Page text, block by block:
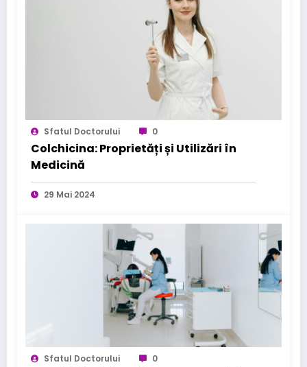
Sfatul Doctorului 0
Colchicina: Proprietăți și Utilizări în
Medicină
29 Mai 2024
Sfatul Doctorului 0